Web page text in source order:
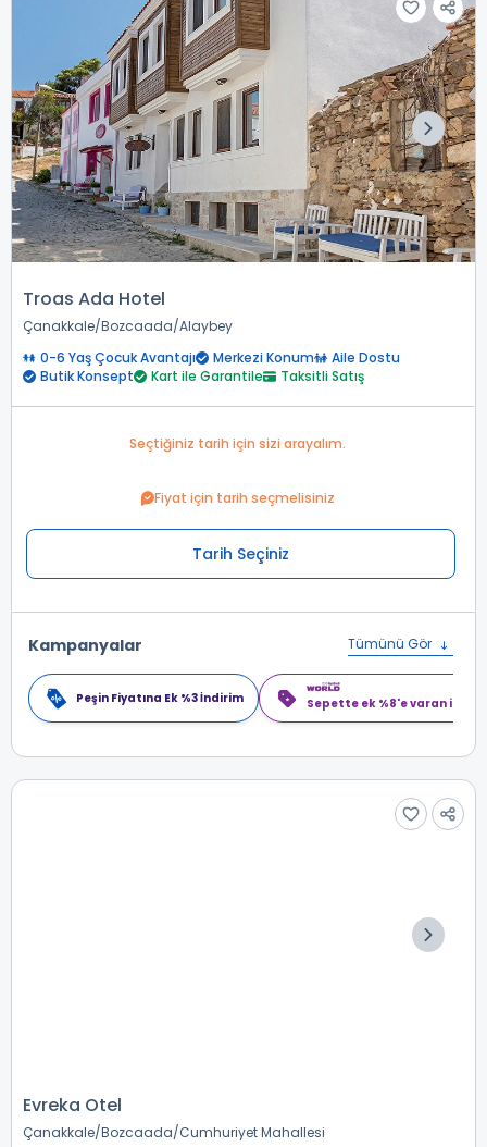
Troas Ada Hotel
Çanakkale Bozcaada Alaybey
0-6 Yaş Çocuk Avantajı
Merkezi Konum
Aile Dostu
Butik Konsept
Kart ile Garantile Taksitli Satış
Seçtiğiniz tarih için sizi arayalım.
Fiyat için tarih seçmelisiniz
Tarih Seçiniz
Kampanyalar Tümünü Gör
Peşin Fiyatına Ek %3 İndirim Sepette ek %8'e varan
Evreka Otel
Çanakkale Bozcaada Cumhuriyet Mahallesi